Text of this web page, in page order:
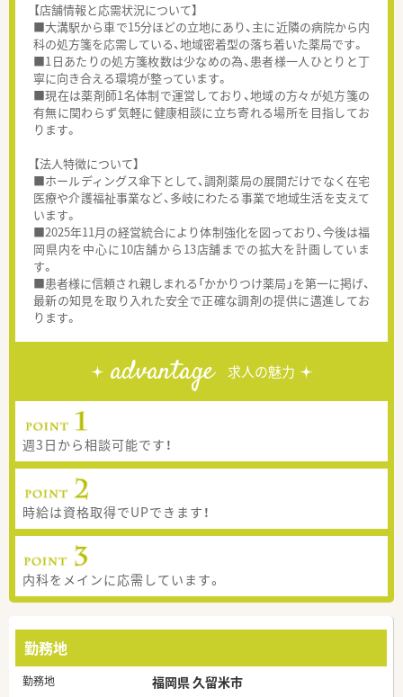
【店舗情報と応需状況について】
■大溝駅から車で15分ほどの立地にあり、主に近隣の病院から内
科の処方箋を応需している、地域密着型の落ち着いた薬局です。
■1日あたりの処方箋枚数は少なめの為、患者様一人ひとりと丁
寧に向き合える環境が整っています。
■現在は薬剤師1名体制で運営しており、地域の方々が処方箋の
有無に関わらず気軽に健康相談に立ち寄れる場所を目指してお
ります。
【法人特徴について】
■ホールディングス傘下として、調剤薬局の展開だけでなく在宅
医療や介護福祉事業など、多岐にわたる事業で地域生活を支えて
います。
■2025年11月の経営統合により体制強化を図っており、今後は福
岡県内を中心に10店舗から13店舗までの拡大を計画していま
す。
■患者様に信頼され親しまれる「かかりつけ薬局」を第一に掲げ、
最新の知見を取り入れた安全で正確な調剤の提供に邁進してお
ります。
advantage 求人の魅力
週3日から相談可能です！
時給は資格取得でUPできます！
内科をメインに応需しています。
勤務地
勤務地 福岡県 久留米市